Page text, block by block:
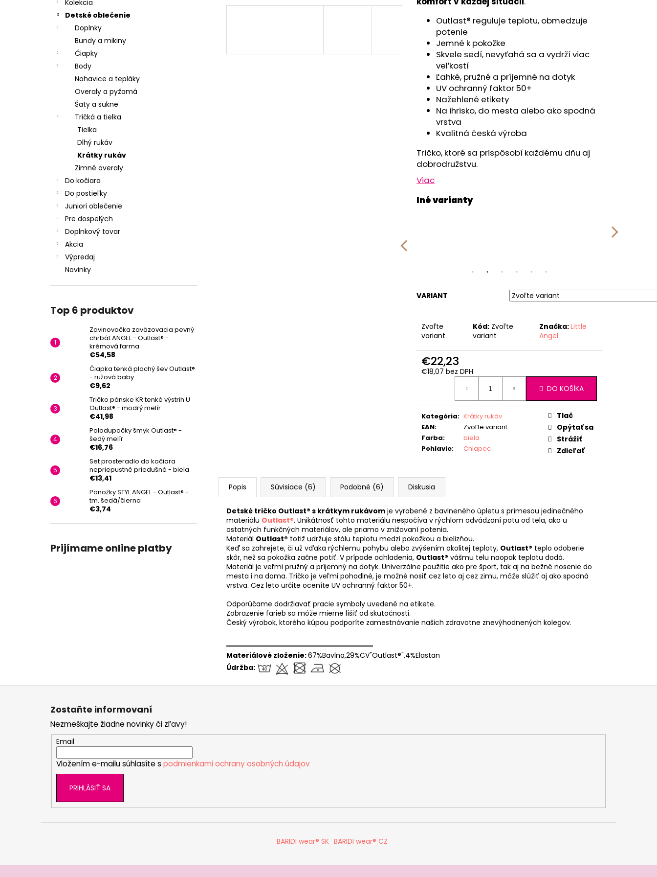
Kolekcia
Detské oblečenie
Doplnky
Bundy a mikiny
Čiapky
Body
Nohavice a tepláky
Overaly a pyžamá
Šaty a sukne
Tričká a tielka
Tielka
Dlhý rukáv
Krátky rukáv
Zimné overaly
Do kočiara
Do postieľky
Juniori oblečenie
Pre dospelých
Doplnkový tovar
Akcia
Výpredaj
Novinky
Top 6 produktov
Zavinovačka zaväzovacia pevný
chrbát ANGEL - Outlast® -
krémová farma
€54,58
Čiapka tenká plochý šev Outlast®
- ružová baby
€9,62
Tričko pánske KR tenké výstrih U
Outlast® - modrý melír
€41,98
Polodupačky šmyk Outlast® -
šedý melír
€16,76
Set prosteradlo do kočiara
nepriepustné priedušné - biela
€13,41
Ponožky STYL ANGEL - Outlast® -
tm. šedá/čierna
€3,74
Prijímame online platby
Outlast® reguluje teplotu, obmedzuje
potenie
Jemné k pokožke
Skvele sedí, nevyťahá sa a vydrží viac
veľkostí
Ľahké, pružné a príjemné na dotyk
UV ochranný faktor 50+
Nažehlené etikety
Na ihrisko, do mesta alebo ako spodná
vrstva
Kvalitná česká výroba
Tričko, ktoré sa prispôsobí každému dňu aj
dobrodružstvu.
Viac
VARIANT
Zvoľte
variant
Kód: Zvoľte
variant
Značka:Little
Angel
€22,23
€18,07 bez DPH
DO KOŠÍKA
Kategória: Krátky rukáv
EAN:
Zvoľte variant
Farba:
biela
Pohlavie: Chlapec
Tlač
Opýtať sa
Strážiť
Zdieľať
Popis Súvisiace (6) Podobné (6) Diskusia
Detské tričko Outlast® s krátkym rukávom je vyrobené z bavlneného úpletu s prímesou jedinečného
materiálu Outlast®. Unikátnosť tohto materiálu nespočíva v rýchlom odvádzaní potu od tela, ako u
ostatných funkčných materiálov, ale priamo v znižovaní potenia.
Materiál Outlast® totiž udržuje stálu teplotu medzi pokožkou a bielizňou.
Keď sa zahrejete, či už vďaka rýchlemu pohybu alebo zvýšením okolitej teploty, Outlast® teplo odoberie
skôr, než sa pokožka začne potiť. V prípade ochladenia, Outlast® vášmu telu naopak teplotu dodá.
Materiál je veľmi pružný a príjemný na dotyk. Univerzálne použitie ako pre šport, tak aj na bežné nosenie do
mesta i na doma. Tričko je veľmi pohodlné, je možné nosiť cez leto aj cez zimu, môže slúžiť aj ako spodná
vrstva. Cez leto určite oceníte UV ochranný faktor 50+.
Odporúčame dodržiavať pracie symboly uvedené na etikete.
Zobrazenie farieb sa môže mierne líšiť od skutočnosti.
Český výrobok, ktorého kúpou podporíte zamestnávanie našich zdravotne znevýhodnených kolegov.
══════════════════════════════
Materiálové zloženie:67%Bavlna,29%CV"Outlast®",4%Elastan
Údržba:
Zostaňte informovaní
Nezmeškajte žiadne novinky či zľavy!
Email
Vložením e-mailu súhlasíte s podmienkami ochrany osobných údajov
PRIHLÁSIŤ SA
BARIDI wear® SK BARIDI wear® CZ